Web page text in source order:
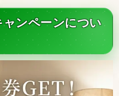
ンペーンについ